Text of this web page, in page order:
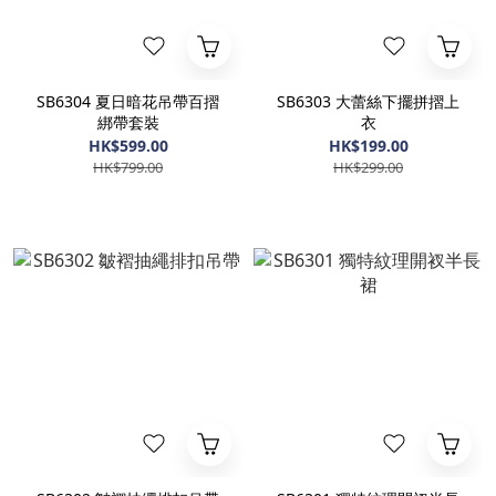
SB6304 夏日暗花吊帶百摺
綁帶套裝
HK$599.00
HK$799.00
SB6303 大蕾絲下擺拼摺上
衣
HK$199.00
HK$299.00